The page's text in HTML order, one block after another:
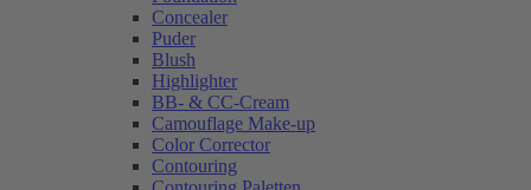
Concealer
Puder
Blush
Highlighter
BB- & CC-Cream
Camouflage Make-up
Color Corrector
Contouring